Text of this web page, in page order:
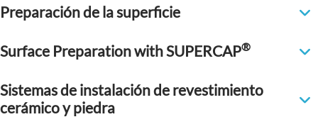
Preparación de la superficie
Surface Preparation with SUPERCAP®
Sistemas de instalación de revestimiento
cerámico y piedra